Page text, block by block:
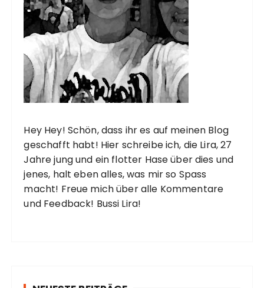
Hey Hey! Schön, dass ihr es auf meinen Blog
geschafft habt! Hier schreibe ich, die Lira, 27
Jahre jung und ein flotter Hase über dies und
jenes, halt eben alles, was mir so Spass
macht! Freue mich über alle Kommentare
und Feedback! Bussi Lira!